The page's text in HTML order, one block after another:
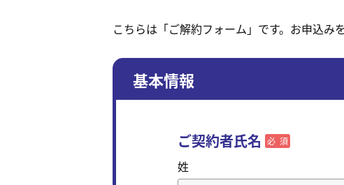
こちらは「ご解約フォーム」です。お申込み
基本情報
ご契約者氏名 必須
姓